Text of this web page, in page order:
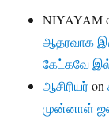
NIYAYAM
ஆதரவாக
கேட்கவே
ஆசிரியர்on
முன்னாள்